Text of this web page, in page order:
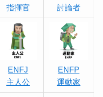
指揮官
討論者
ENFJ
主人公
ENFP
運動家